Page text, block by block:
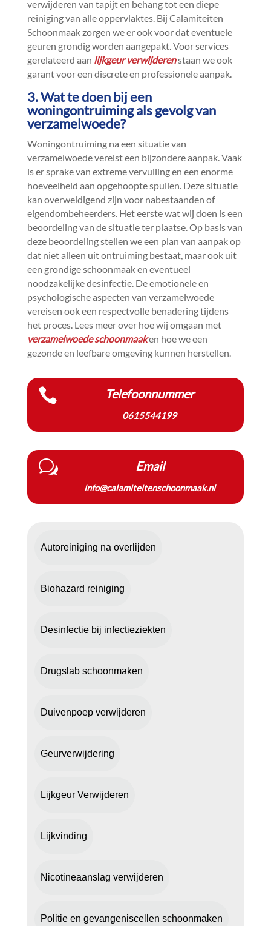
verwijderen van tapijt en behang tot een diepe
reiniging van alle oppervlaktes.​ Bij Calamiteiten
Schoonmaak zorgen we er ook voor dat eventuele
geuren grondig worden aangepakt.​ Voor services
gerelateerd aan lijkgeur verwijderenstaan we ook
garant voor een discrete en professionele aanpak.​
3.​ Wat te doen bij een
woningontruiming als gevolg van
verzamelwoede?
Woningontruiming na een situatie van
verzamelwoede vereist een bijzondere aanpak.​ Vaak
is er sprake van extreme vervuiling en een enorme
hoeveelheid aan opgehoopte spullen.​ Deze situatie
kan overweldigend zijn voor nabestaanden of
eigendombeheerders.​ Het eerste wat wij doen is een
beoordeling van de situatie ter plaatse.​ Op basis van
deze beoordeling stellen we een plan van aanpak op
dat niet alleen uit ontruiming bestaat, maar ook uit
een grondige schoonmaak en eventueel
noodzakelijke desinfectie.​ De emotionele en
psychologische aspecten van verzamelwoede
vereisen ook een respectvolle benadering tijdens
het proces.​ Lees meer over hoe wij omgaan met
verzamelwoede schoonmaaken hoe we een
gezonde en leefbare omgeving kunnen herstellen.​
 Telefoonnummer
0615544199
w Email
info@calamiteitenschoonmaak.nl
Autoreiniging na overlijden
Biohazard reiniging
Desinfectie bij infectieziekten
Drugslab schoonmaken
Duivenpoep verwijderen
Geurverwijdering
Lijkgeur Verwijderen
Lijkvinding
Nicotineaanslag verwijderen
Politie en gevangeniscellen schoonmaken